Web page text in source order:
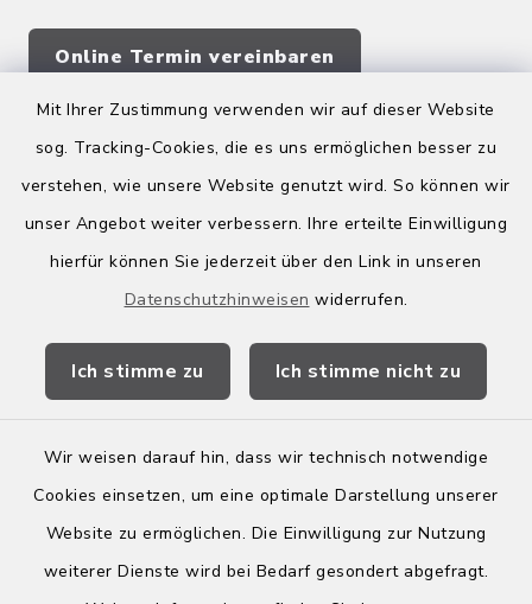
Mit Ihrer Zustimmung verwenden wir auf dieser Website
sog. Tracking-Cookies, die es uns ermöglichen besser zu
verstehen, wie unsere Website genutzt wird. So können wir
unser Angebot weiter verbessern. Ihre erteilte Einwilligung
hierfür können Sie jederzeit über den Link in unseren
Datenschutzhinweisen widerrufen.
Ich stimme zu Ich stimme nicht zu
Wir weisen darauf hin, dass wir technisch notwendige
Cookies einsetzen, um eine optimale Darstellung unserer
Website zu ermöglichen. Die Einwilligung zur Nutzung
weiterer Dienste wird bei Bedarf gesondert abgefragt.
Online Termin vereinbaren
Quicklinks
Kreis Bergstraße
Wirtschaftsregion Bergstraße
Kontakt